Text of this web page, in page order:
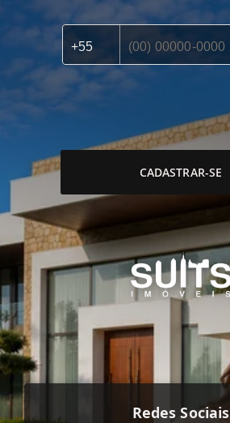
CADASTRAR-SE
Redes Sociais